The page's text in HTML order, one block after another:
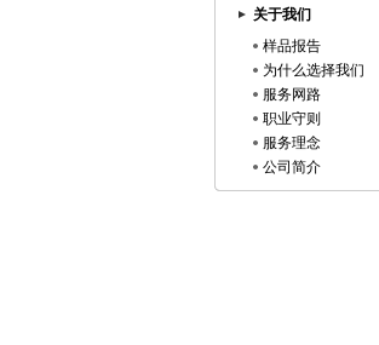
关于我们
样品报告
为什么选择我们
服务网路
职业守则
服务理念
公司简介